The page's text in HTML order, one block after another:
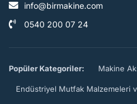
info@birmakine.com
0540 200 07 24
Popüler Kategoriler: Makine
Endüstriyel Mutfak Malzemeleri